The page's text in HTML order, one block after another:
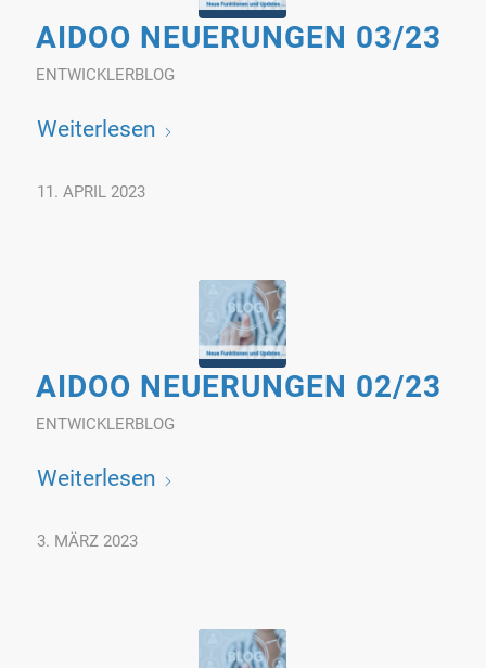
AIDOO NEUERUNGEN 03/23
ENTWICKLERBLOG
Weiterlesen
11. APRIL 2023
AIDOO NEUERUNGEN 02/23
ENTWICKLERBLOG
Weiterlesen
3. MÄRZ 2023